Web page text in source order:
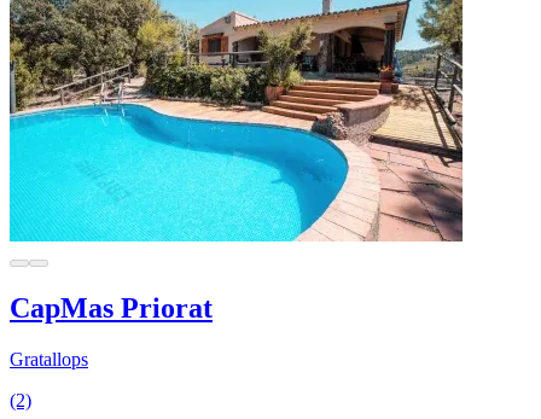
CapMas Priorat
Gratallops
(2)